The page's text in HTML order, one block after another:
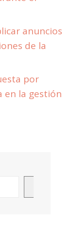
anuncios
de la
por
en la gestión